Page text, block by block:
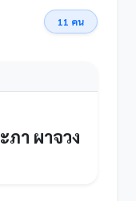
11 คน
ภา ผาจวง